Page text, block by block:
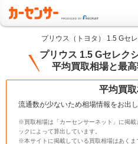
プリウス（トヨタ） 1.5 Gセ
プリウス 1.5 Gセレク
平均買取相場と最
平均買
流通数が少ないため相場情報をお出
※買取相場は「カーセンサーネット」に掲
ックによって算出しています。
※本サイトに掲載している買取相場はあく